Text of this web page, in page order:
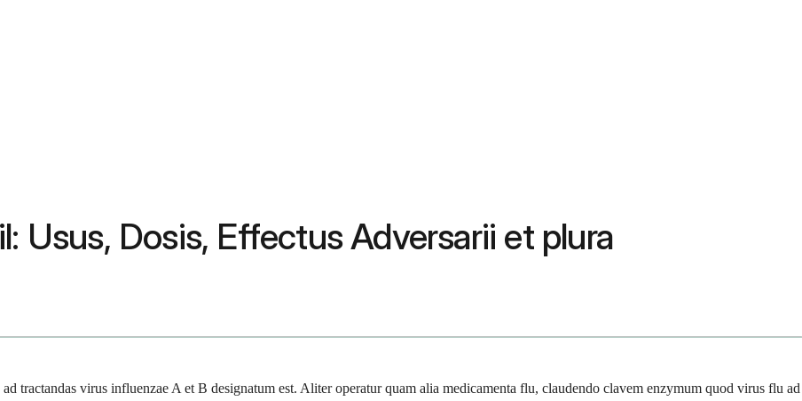
Usus, Dosis, Effectus Adversarii et plura
tractandas virus influenzae A et B designatum est. Aliter operatur quam alia medicamenta flu, claudendo clavem enzymum quod virus flu ad